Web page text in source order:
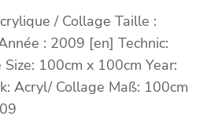
/ Collage Taille :
: 2009 [en] Technic:
100cm x 100cm Year:
Acryl/ Collage Maß: 100cm